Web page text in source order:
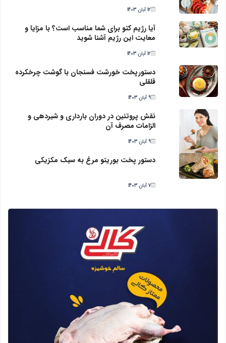
12 آبان 1403
آیا رژیم کتو برای شما مناسب است؟ با مزایا و
معایت این رژیم آشنا شوید
12 آبان 1403
دستورپخت خورشت فسنجان با گوشت چرخکرده
قلقلی
9 آبان 1403
نقش پروتئین در دوران بارداری و شیردهی و
الزامات مصرف آن
9 آبان 1403
دستور پخت بوریتو مرغ به سبک مکزیکی
7 آبان 1403